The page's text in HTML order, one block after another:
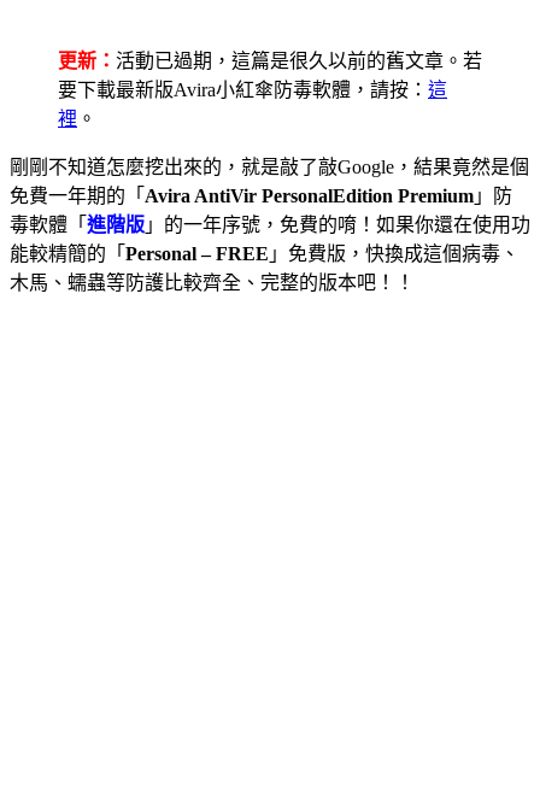
更新： 活動已過期，這篇是很久以前的舊文章。若
要下載最新版Avira小紅傘防毒軟體，請按： 這
裡 。
剛剛不知道怎麼挖出來的，就是敲了敲Google，結果竟然是個
免費一年期的「 Avira AntiVir PersonalEdition Premium 」防
毒軟體「 進階版 」的一年序號，免費的唷！如果你還在使用功
能較精簡的「 Personal – FREE 」免費版，快換成這個病毒、
木馬、蠕蟲等防護比較齊全、完整的版本吧！！